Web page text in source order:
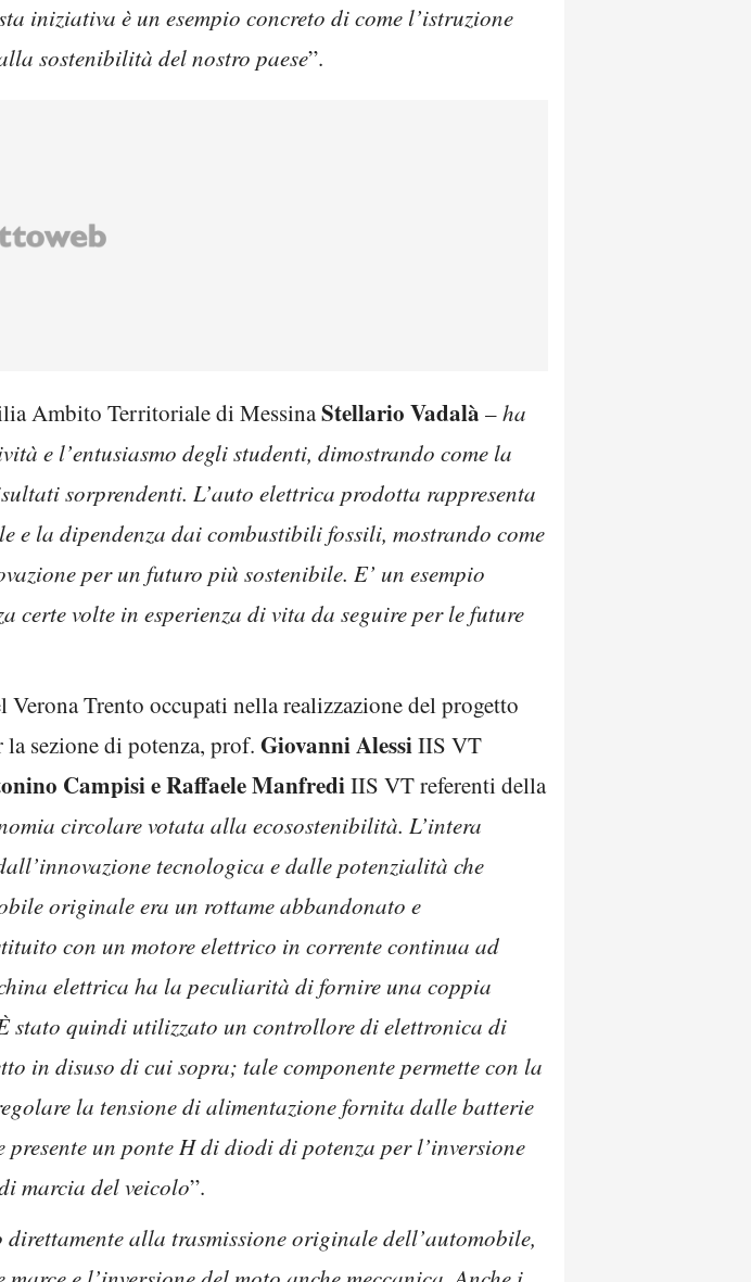
iniziativa è un esempio concreto di come l’istruzione
sostenibilità del nostro paese”.
Ambito Territoriale di MessinaStellario Vadalà –ha
e l’entusiasmo degli studenti, dimostrando come la
sorprendenti. L’auto elettrica prodotta rappresenta
e la dipendenza dai combustibili fossili, mostrando come
per un futuro più sostenibile. E’ un esempio
certe volte in esperienza di vita da seguire per le future
Trento occupati nella realizzazione del progetto
sezione di potenza, prof. Giovanni AlessiIIS VT
Campisi e Raffaele ManfrediIIS VT referenti della
circolare votata alla ecosostenibilità. L’intera
tecnologica e dalle potenzialità che
originale era un rottame abbandonato e
con un motore elettrico in corrente continua ad
elettrica ha la peculiarità di fornire una coppia
stato quindi utilizzato un controllore di elettronica di
in disuso di cui sopra; tale componente permette con la
la tensione di alimentazione fornita dalle batterie
un ponte H di diodi di potenza per l’inversione
marcia del veicolo”.
direttamente alla trasmissione originale dell’automobile,